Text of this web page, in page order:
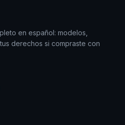
en español: modelos,
derechos si compraste con